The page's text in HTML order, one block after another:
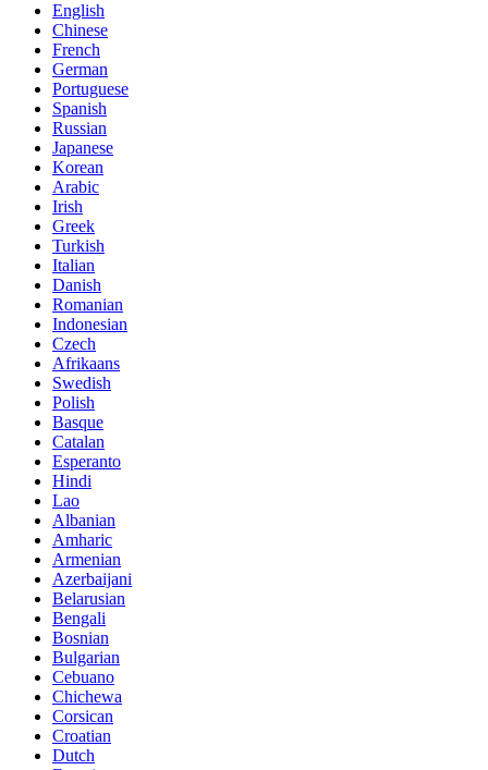
English
Chinese
French
German
Portuguese
Spanish
Russian
Japanese
Korean
Arabic
Irish
Greek
Turkish
Italian
Danish
Romanian
Indonesian
Czech
Afrikaans
Swedish
Polish
Basque
Catalan
Esperanto
Hindi
Lao
Albanian
Amharic
Armenian
Azerbaijani
Belarusian
Bengali
Bosnian
Bulgarian
Cebuano
Chichewa
Corsican
Croatian
Dutch